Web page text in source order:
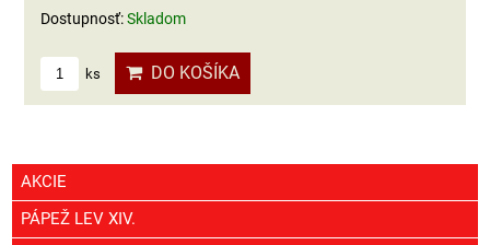
Dostupnosť:Skladom
ks DO KOŠÍKA
AKCIE
PÁPEŽ LEV XIV.